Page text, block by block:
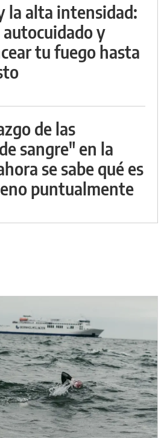
la alta intensidad:
autocuidado y
tu fuego hasta
de las
sangre" en la
se sabe qué es
puntualmente